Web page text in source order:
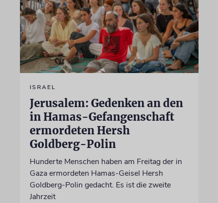
ISRAEL
Jerusalem: Gedenken an den
in Hamas-Gefangenschaft
ermordeten Hersh
Goldberg-Polin
Hunderte Menschen haben am Freitag der in
Gaza ermordeten Hamas-Geisel Hersh
Goldberg-Polin gedacht. Es ist die zweite
Jahrzeit